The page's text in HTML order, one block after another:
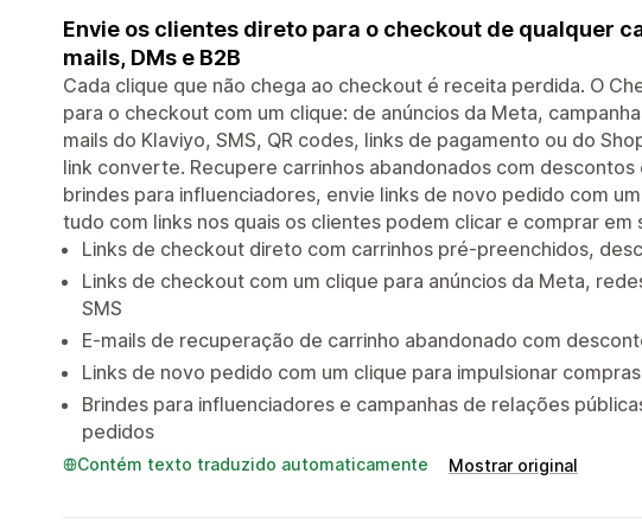
Envie os clientes direto para o checkout de qualquer
mails, DMs e B2B
Cada clique que não chega ao checkout é receita perdida. O
para o checkout com um clique: de anúncios da Meta,
mails do Klaviyo, SMS, QR codes, links de pagamento ou do
link converte. Recupere carrinhos abandonados com
brindes para influenciadores, envie links de novo pedido com
tudo com links nos quais os clientes podem clicar e comprar em
Links de checkout direto com carrinhos pré-preenchidos,
Links de checkout com um clique para anúncios da Meta,
SMS
E-mails de recuperação de carrinho abandonado com
Links de novo pedido com um clique para impulsionar
Brindes para influenciadores e campanhas de relações
pedidos
Contém texto traduzido automaticamente Mostrar original